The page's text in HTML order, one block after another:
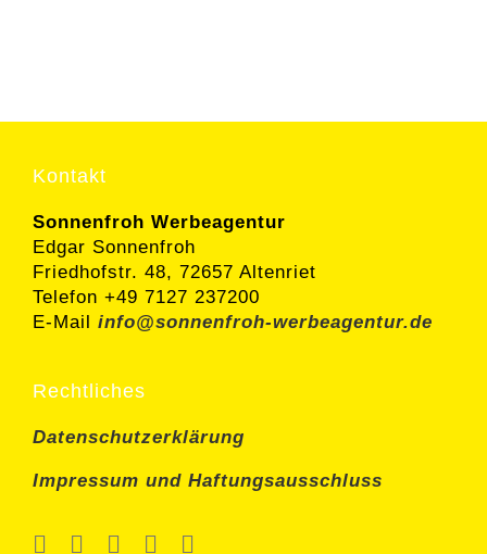
Kontakt
Sonnenfroh Werbeagentur
Edgar Sonnenfroh
Friedhofstr. 48, 72657 Altenriet
Telefon +49 7127 237200
E-Mail info@sonnenfroh-werbeagentur.de
Rechtliches
Datenschutzerklärung
Impressum und Haftungsausschluss